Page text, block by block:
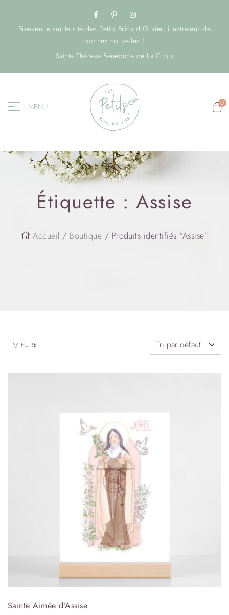
Bienvenue sur le site des Petits Brins d’Olivier, illustrateur de
bonnes nouvelles !
Sainte Thérèse Bénédicte de La Croix
MENU 0
Étiquette : Assise
Accueil / Boutique / Produits identifiés “Assise”
FILTRE
Sainte Aimée d’Assise